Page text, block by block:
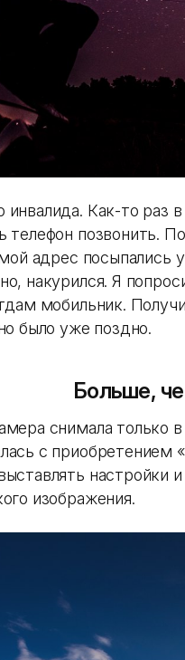
Как-то раз
телефон позвонить.
адрес посыпались
накурился. Я
мобильник.
было уже поздно.
Больше,
снимала только
с приобретением
изображения.